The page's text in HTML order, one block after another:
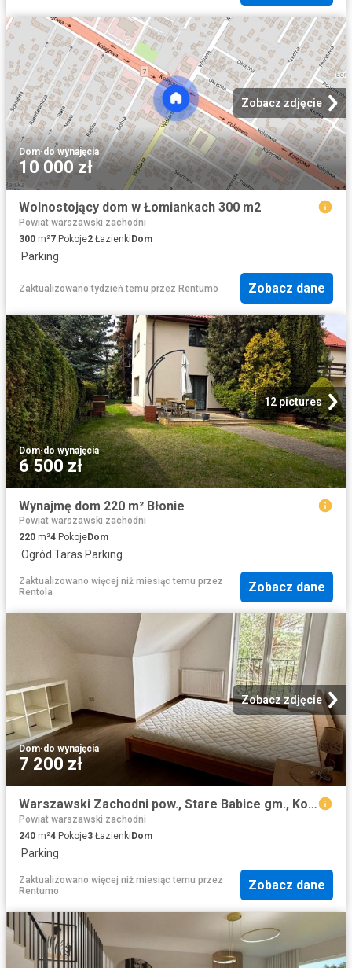
Zobacz zdjęcie
Dom·do wynajęcia
10 000 zł
Wolnostojący dom w Łomiankach 300 m2
Powiat warszawski zachodni
300 m²7 Pokoje2 ŁazienkiDom
·Parking
Zaktualizowano tydzień temu przez Rentumo Zobacz dane
12 pictures
Dom·do wynajęcia
6 500 zł
Wynajmę dom 220 m² Błonie
Powiat warszawski zachodni
220 m²4 PokojeDom
·Ogród·Taras·Parking
Zaktualizowano więcej niż miesiąc temu przez
Rentola
Zobacz dane
Zobacz zdjęcie
Dom·do wynajęcia
7 200 zł
Warszawski Zachodni pow., Stare Babice gm., Koczargi Nowe
Powiat warszawski zachodni
240 m²4 Pokoje3 ŁazienkiDom
·Parking
Zaktualizowano więcej niż miesiąc temu przez
Rentumo
Zobacz dane